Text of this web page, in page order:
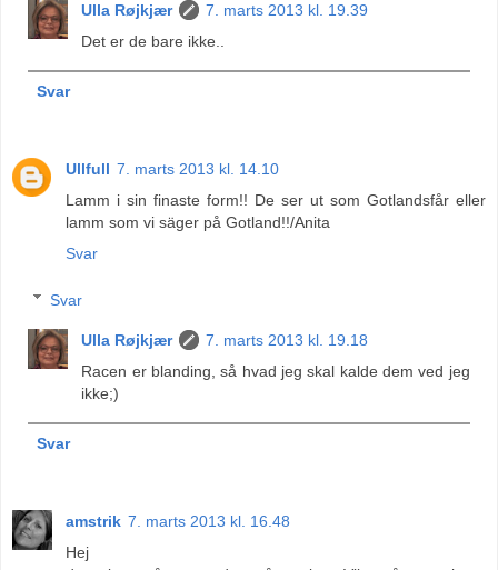
Ulla Røjkjær
7. marts 2013 kl. 19.39
Det er de bare ikke..
Svar
Ullfull 7. marts 2013 kl. 14.10
Lamm i sin finaste form!! De ser ut som Gotlandsfår eller
lamm som vi säger på Gotland!!/Anita
Svar
Svar
Ulla Røjkjær
7. marts 2013 kl. 19.18
Racen er blanding, så hvad jeg skal kalde dem ved jeg
ikke;)
Svar
amstrik 7. marts 2013 kl. 16.48
Hej